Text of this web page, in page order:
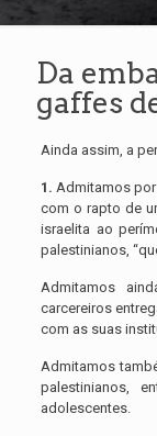
Da
gaffes
Ainda assim, a
1. Admitamos
com o rapto de
israelita ao
palestinianos,
Admitamos
carcereiros
com as suas
Admitamos
palestinianos,
adolescentes.